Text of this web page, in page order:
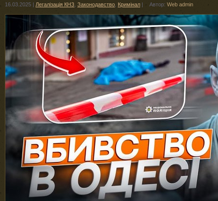
16.03.2025 | Легалізація КНЗ Законодавство Кримінал | Автор: Web admin